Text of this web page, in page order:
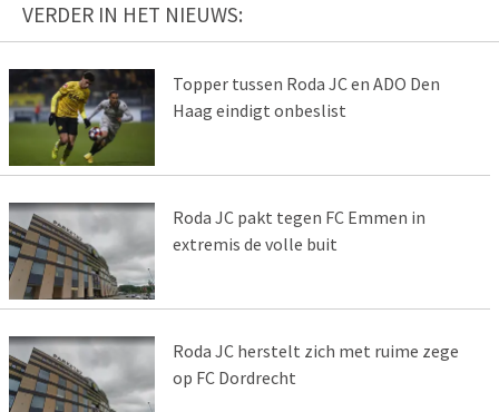
VERDER IN HET NIEUWS:
Topper tussen Roda JC en ADO Den
Haag eindigt onbeslist
Roda JC pakt tegen FC Emmen in
extremis de volle buit
Roda JC herstelt zich met ruime zege
op FC Dordrecht